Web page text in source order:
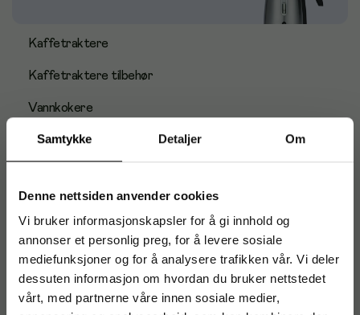
Samtykke Detaljer Om
Denne nettsiden anvender cookies
Vi bruker informasjonskapsler for å gi innhold og
annonser et personlig preg, for å levere sosiale
mediefunksjoner og for å analysere trafikken vår. Vi deler
dessuten informasjon om hvordan du bruker nettstedet
vårt, med partnerne våre innen sosiale medier,
Kaffetraktere
Kaffetraktere tilbehør
Vannkokere
Vannmaskiner
Konfekt & Snacks
Kaker & Kjeks